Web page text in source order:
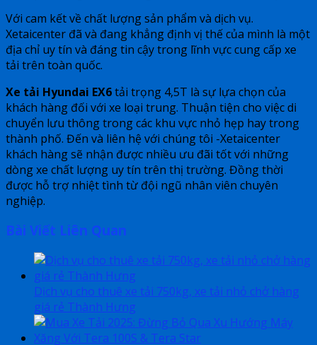
Với cam kết về chất lượng sản phẩm và dịch vụ.
Xetaicenter đã và đang khẳng định vị thế của mình là một
địa chỉ uy tín và đáng tin cậy trong lĩnh vực cung cấp xe
tải trên toàn quốc.
Xe tải Hyundai EX6tải trọng 4,5T là sự lựa chọn của
khách hàng đối với xe loại trung. Thuận tiện cho việc di
chuyển lưu thông trong các khu vực nhỏ hẹp hay trong
thành phố. Đến và liên hệ với chúng tôi -Xetaicenter
khách hàng sẽ nhận được nhiều ưu đãi tốt với những
dòng xe chất lượng uy tín trên thị trường. Đồng thời
được hỗ trợ nhiệt tình từ đội ngũ nhân viên chuyên
nghiệp.
Bài Viết Liên Quan
Dịch vụ cho thuê xe tải 750kg, xe tải nhỏ chở hàng
giá rẻ Thành Hưng